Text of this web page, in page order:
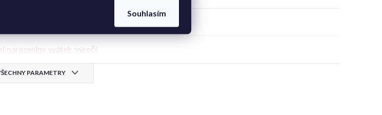
Souhlasím
narozeniny, svátek výročí
PARAMETRY